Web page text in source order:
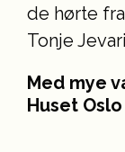
Med mye
Huset